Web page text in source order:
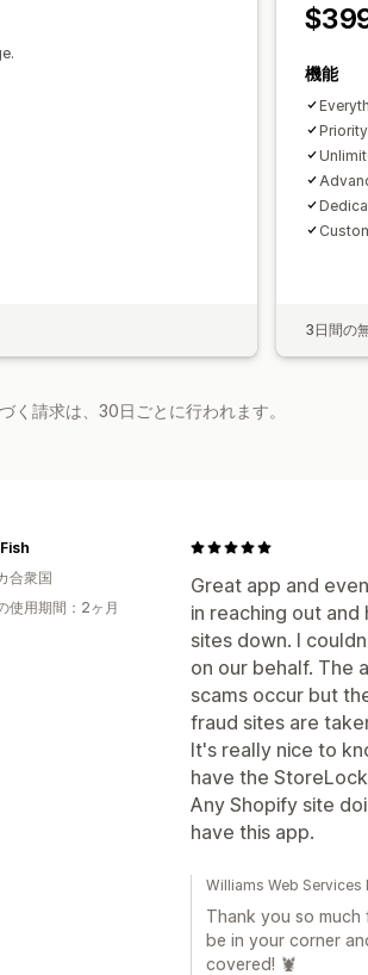
機能
3日間の
く請求は、30日ごとに行われます。
Great app and
in reaching out
sites down. I
on our behalf. The
scams occur but
fraud sites are
It's really nice to
have the
Any Shopify site
have this app.
合衆国
使用期間：2ヶ月
Williams Web Services
Thank you so much
be in your corner
covered! 🦞